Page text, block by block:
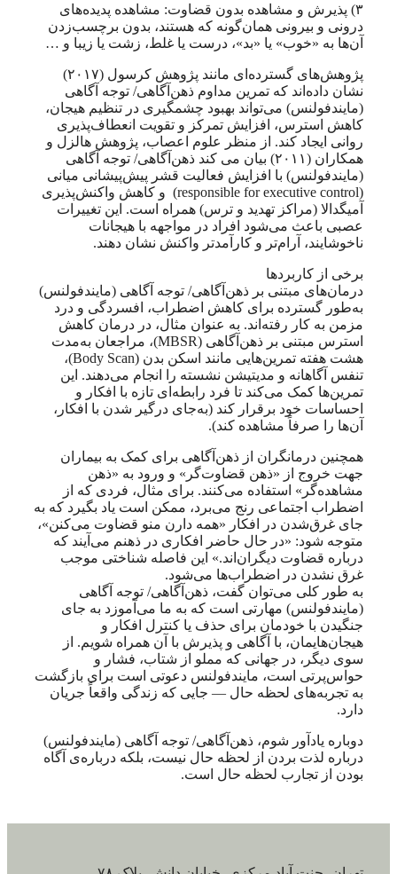
۳) پذیرش و مشاهده بدون قضاوت: مشاهده پدیده‌های
درونی و بیرونی همان‌گونه که هستند، بدون برچسب‌زدن
آن‌ها به «خوب» یا «بد»، درست یا غلط، زشت یا زیبا و …
پژوهش‌های گسترده‌ای مانند پژوهش کرسول (۲۰۱۷)
نشان داده‌اند که تمرین مداوم ذهن‌آگاهی/ توجه آگاهی
(مایندفولنس) می‌تواند بهبود چشمگیری در تنظیم هیجان،
کاهش استرس، افزایش تمرکز و تقویت انعطاف‌پذیری
روانی ایجاد کند. از منظر علوم اعصاب، پژوهش هالزل و
همکاران (۲۰۱۱) بیان می کند ذهن‌آگاهی/ توجه آگاهی
(مایندفولنس) با افزایش فعالیت قشر پیش‌پیشانی میانی
(responsible for executive control) و کاهش واکنش‌پذیری
آمیگدالا (مراکز تهدید و ترس) همراه است. این تغییرات
عصبی باعث می‌شود افراد در مواجهه با هیجانات
ناخوشایند، آرام‌تر و کارآمدتر واکنش نشان دهند.
برخی از کاربردها
درمان‌های مبتنی بر ذهن‌آگاهی/ توجه آگاهی (مایندفولنس)
به‌طور گسترده برای کاهش اضطراب، افسردگی و درد
مزمن به کار رفته‌اند. به عنوان مثال، در درمان کاهش
استرس مبتنی بر ذهن‌آگاهی (MBSR)، مراجعان به‌مدت
هشت هفته تمرین‌هایی مانند اسکن بدن (Body Scan)،
تنفس آگاهانه و مدیتیشن نشسته را انجام می‌دهند. این
تمرین‌ها کمک می‌کند تا فرد رابطه‌ای تازه با افکار و
احساسات خود برقرار کند (به‌جای درگیر شدن با افکار،
آن‌ها را صرفاً مشاهده کند).
همچنین درمانگران از ذهن‌آگاهی برای کمک به بیماران
جهت خروج از «ذهن قضاوت‌گر» و ورود به «ذهن
مشاهده‌گر» استفاده می‌کنند. برای مثال، فردی که از
اضطراب اجتماعی رنج می‌برد، ممکن است یاد بگیرد که به
جای غرق‌شدن در افکار «همه دارن منو قضاوت می‌کنن»،
متوجه شود: «در حال حاضر افکاری در ذهنم می‌آیند که
درباره قضاوت دیگران‌اند.» این فاصله شناختی موجب
غرق نشدن در اضطراب‌ها می‌شود.
به طور کلی می‌توان گفت، ذهن‌آگاهی/ توجه آگاهی
(مایندفولنس) مهارتی است که به ما می‌آموزد به جای
جنگیدن با خودمان برای حذف یا کنترل افکار و
هیجان‌هایمان، با آگاهی و پذیرش با آن همراه شویم. از
سوی دیگر، در جهانی که مملو از شتاب، فشار و
حواس‌پرتی است، مایندفولنس دعوتی است برای بازگشت
به تجربه‌های لحظه حال — جایی که زندگی واقعاً جریان
دارد.
دوباره یادآور شوم، ذهن‌آگاهی/ توجه آگاهی (مایندفولنس)
درباره لذت بردن از لحظه حال نیست، بلکه درباره‌ی آگاه
بودن از تجارب لحظه حال است.